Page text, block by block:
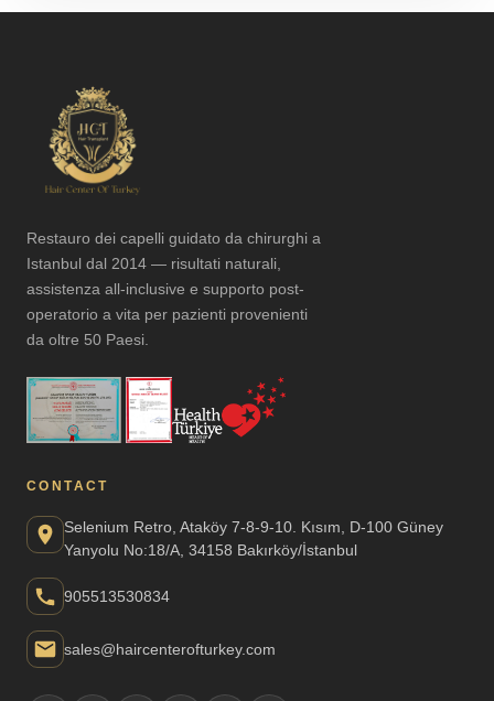
Restauro dei capelli guidato da chirurghi a
Istanbul dal 2014 — risultati naturali,
assistenza all-inclusive e supporto post-
operatorio a vita per pazienti provenienti
da oltre 50 Paesi.
CONTACT
Selenium Retro, Ataköy 7-8-9-10. Kısım, D-100 Güney
Yanyolu No:18/A, 34158 Bakırköy/İstanbul
905513530834
sales@haircenterofturkey.com